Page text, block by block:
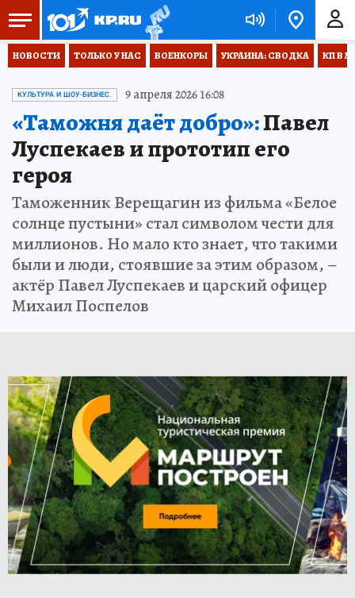
НОВОСТИ ТОЛЬКО У НАС ВОЕНКОРЫ УКРАИНА: СВОДКА КП В
КУЛЬТУРА И ШОУ-БИЗНЕС. 9 апреля 2026 16:08
«Таможня даёт добро»:Павел
Луспекаев и прототип его
героя
Таможенник Верещагин из фильма «Белое
солнце пустыни» стал символом чести для
миллионов. Но мало кто знает, что такими
были и люди, стоявшие за этим образом, –
актёр Павел Луспекаев и царский офицер
Михаил Поспелов